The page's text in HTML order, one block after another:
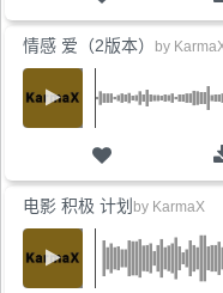
情感 爱（2版本） by
电影 积极 计划 by KarmaX